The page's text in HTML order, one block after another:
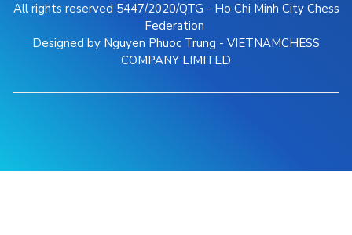
All rights reserved 5447/2020/QTG - Ho Chi Minh City Chess
Federation
Designed by Nguyen Phuoc Trung - VIETNAMCHESS
COMPANY LIMITED